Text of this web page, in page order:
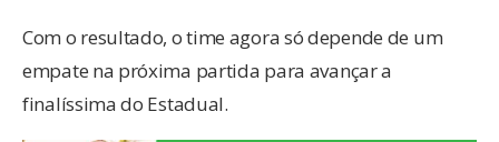
Com o resultado, o time agora só depende de um
empate na próxima partida para avançar a
finalíssima do Estadual.